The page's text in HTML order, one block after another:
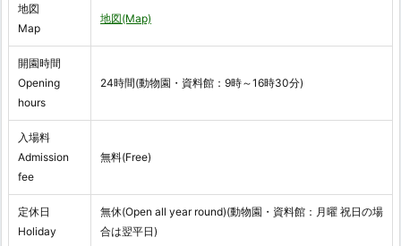
地図
Map
地図(Map)
開園時間
Opening
hours
24時間(動物園・資料館：9時～16時30分)
入場料
Admission
fee
無料(Free)
定休日
Holiday
無休(Open all year round)(動物園・資料館：月曜 祝日の場
合は翌平日)